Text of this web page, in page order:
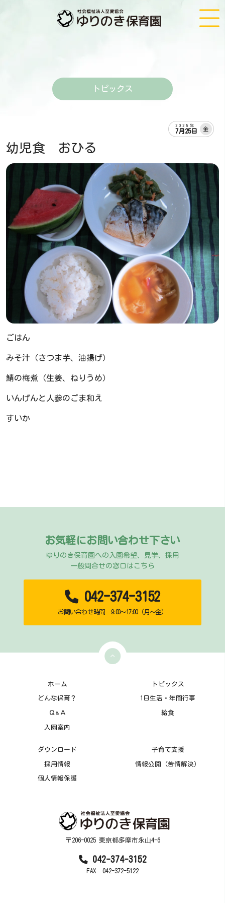
トピックス
2025年
7月25日 金
幼児食 おひる
ごはん
みそ汁（さつま芋、油揚げ）
鯖の梅煮（生姜、ねりうめ）
いんげんと人参のごま和え
すいか
お気軽にお問い合わせ下さい
ゆりのき保育園への入園希望、見学、採用
一般問合せの窓口はこちら
042-374-3152
お問い合わせ時間 9:00～17:00（月～金）
ホーム トピックス
どんな保育？ 1日生活・年間行事
Ｑ ＆ Ａ 給食
入園案内
ダウンロード 子育て支援
採用情報 情報公開（苦情解決）
個人情報保護
〒206-0025 東京都多摩市永⼭4-6
042-374-3152
FAX 042-372-5122